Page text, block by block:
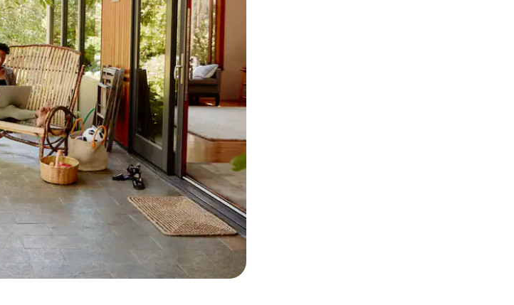
վեր և վար կամ ուսումնասիրեք հպելով կամ մատը սահեցնելով։